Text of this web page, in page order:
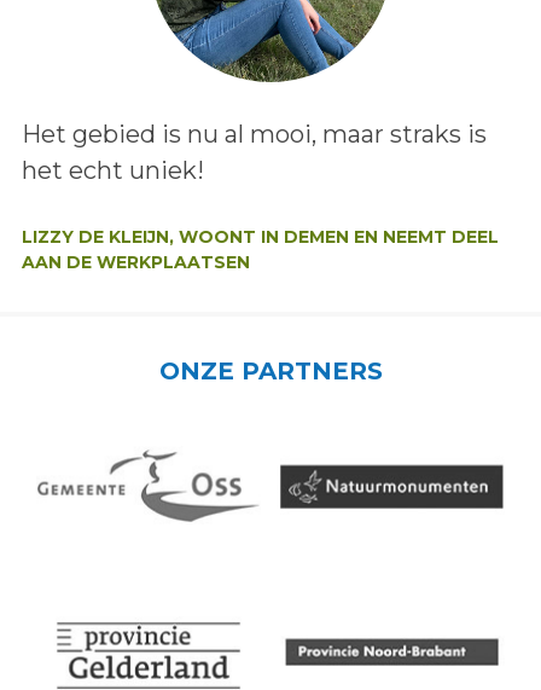
Lees het bericht:
Het gebied is nu al mooi, maar straks is
het echt uniek!
LIZZY DE KLEIJN, WOONT IN DEMEN EN NEEMT DEEL
AAN DE WERKPLAATSEN
ONZE PARTNERS